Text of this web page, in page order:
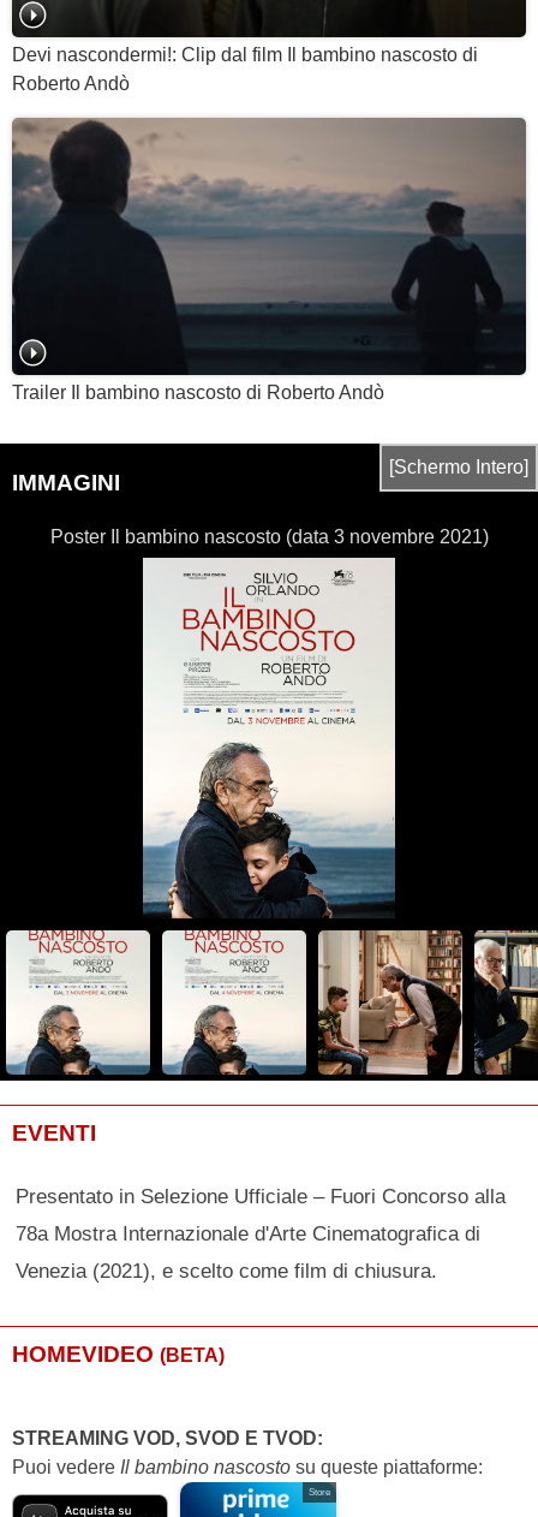
Devi nascondermi!: Clip dal film Il bambino nascosto di
Roberto Andò
Trailer Il bambino nascosto di Roberto Andò
IMMAGINI
[Schermo Intero]
Poster Il bambino nascosto (data 3 novembre 2021)
EVENTI
Presentato in Selezione Ufficiale – Fuori Concorso alla
78a Mostra Internazionale d'Arte Cinematografica di
Venezia (2021), e scelto come film di chiusura.
HOMEVIDEO (BETA)
STREAMING VOD, SVOD E TVOD:
Puoi vedere Il bambino nascosto su queste piattaforme:
Store